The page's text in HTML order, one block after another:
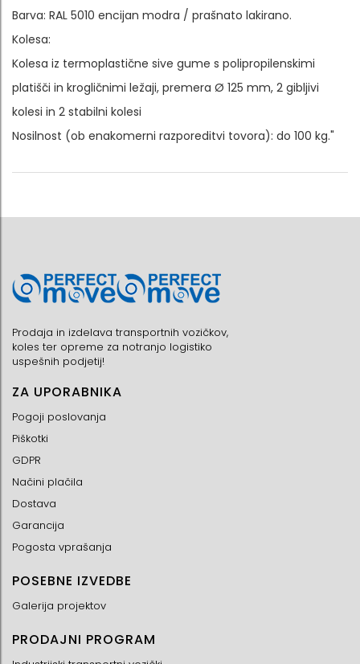
Barva: RAL 5010 encijan modra / prašnato lakirano.
Kolesa:
Kolesa iz termoplastične sive gume s polipropilenskimi
platišči in krogličnimi ležaji, premera Ø 125 mm, 2 gibljivi
kolesi in 2 stabilni kolesi
Nosilnost (ob enakomerni razporeditvi tovora): do 100 kg."
Prodaja in izdelava transportnih vozičkov,
koles ter opreme za notranjo logistiko
uspešnih podjetij!
ZA UPORABNIKA
Pogoji poslovanja
Piškotki
GDPR
Načini plačila
Dostava
Garancija
Pogosta vprašanja
POSEBNE IZVEDBE
Galerija projektov
PRODAJNI PROGRAM